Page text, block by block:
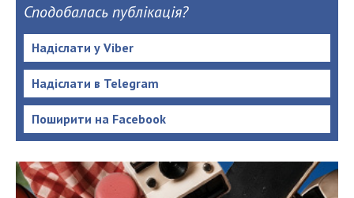
Сподобалась публікація?
Надіслати у Viber
Надіслати в Telegram
Поширити на Facebook